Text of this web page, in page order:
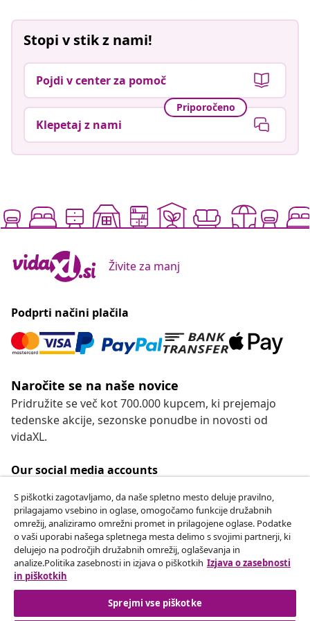
Stopi v stik z nami!
Pojdi v center za pomoč
Priporočeno
Klepetaj z nami
Živite za manj
Podprti načini plačila
Naročite se na naše novice
Pridružite se več kot 700.000 kupcem, ki prejemajo
tedenske akcije, sezonske ponudbe in novosti od
vidaXL.
Our social media accounts
Odstop od pogodbe
Oddaj zahtevek za odstop od naročila.
Odstop od pogodbe
S piškotki zagotavljamo, da naše spletno mesto deluje pravilno,
prilagajamo vsebino in oglase, omogočamo funkcije družabnih
omrežij, analiziramo omrežni promet in prilagojene oglase. Podatke
o vaši uporabi našega spletnega mesta delimo s svojimi partnerji, ki
delujejo na področjih družabnih omrežij, oglaševanja in
analize.Politika zasebnosti in izjava o piškotkih Izjava o zasebnosti
in piškotkih
Sprejmi vse piškotke